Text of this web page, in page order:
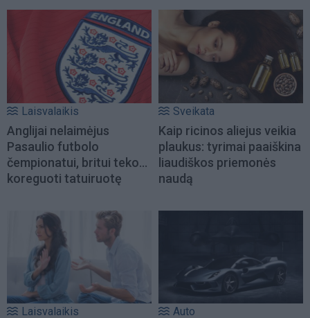
Laisvalaikis
Anglijai nelaimėjus
Pasaulio futbolo
čempionatui, britui teko...
koreguoti tatuiruotę
Sveikata
Kaip ricinos aliejus veikia
plaukus: tyrimai paaiškina
liaudiškos priemonės
naudą
Laisvalaikis Auto